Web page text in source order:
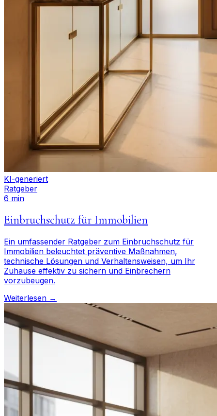
KI-generiert
Ratgeber
6 min
Einbruchschutz für Immobilien
Ein umfassender Ratgeber zum Einbruchschutz für
Immobilien beleuchtet präventive Maßnahmen,
technische Lösungen und Verhaltensweisen, um Ihr
Zuhause effektiv zu sichern und Einbrechern
vorzubeugen.
Weiterlesen →